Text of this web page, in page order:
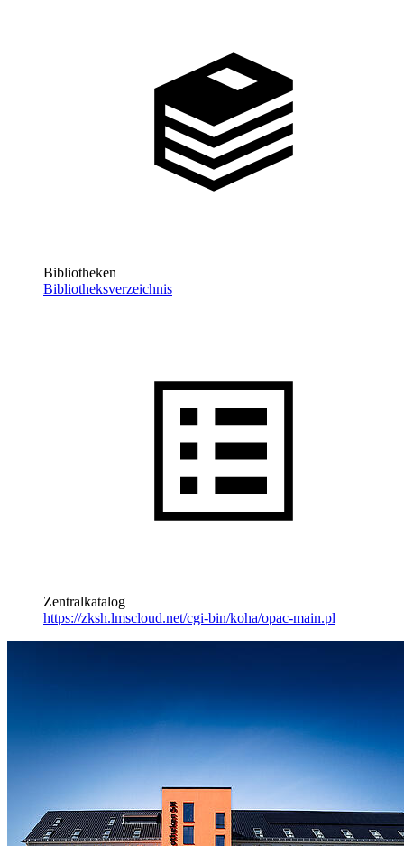
Bibliotheken
Bibliotheksverzeichnis
Zentralkatalog
https://zksh.lmscloud.net/cgi-bin/koha/opac-main.pl